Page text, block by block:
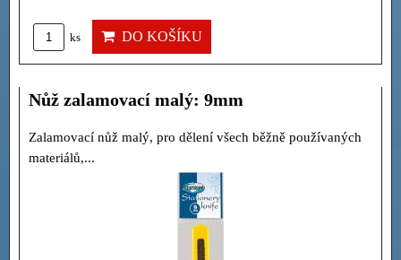
ks DO KOŠÍKU
Nůž zalamovací malý: 9mm
Zalamovací nůž malý, pro dělení všech běžně používaných
materiálů,...